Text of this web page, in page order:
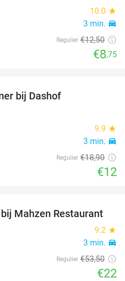
10.0 star
3 min. directions_car
Regulier €12,50
€8,75
bij Dashof
9.9 star
3 min. directions_car
Regulier €18,90
€12
59%
Mahzen Restaurant
9.2 star
3 min. directions_car
Regulier €53,50
€22